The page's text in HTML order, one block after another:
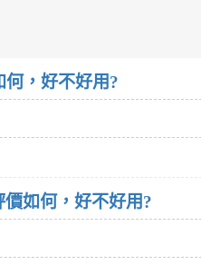
何，好不好用?
如何，好不好用?